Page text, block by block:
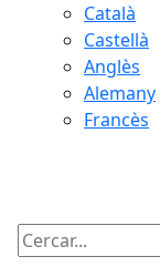
Català
Castellà
Anglès
Alemany
Francès
Cercar: